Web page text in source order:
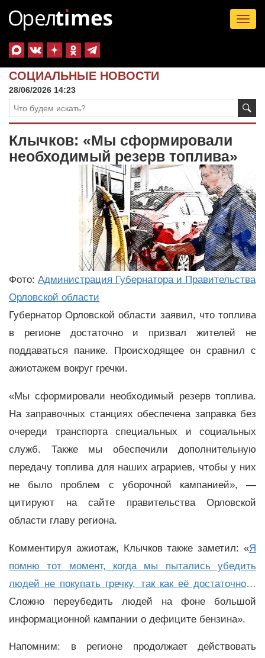
СОЦИАЛЬНЫЕ НОВОСТИ
28/06/2026 14:23
Клычков: «Мы сформировали
необходимый резерв топлива»
Фото: Администрация Губернатора и Правительства
Орловской области
Губернатор Орловской области заявил, что топлива
в регионе достаточно и призвал жителей не
поддаваться панике. Происходящее он сравнил с
ажиотажем вокруг гречки.
«Мы сформировали необходимый резерв топлива.
На заправочных станциях обеспечена заправка без
очереди транспорта специальных и социальных
служб. Также мы обеспечили дополнительную
передачу топлива для наших аграриев, чтобы у них
не было проблем с уборочной кампанией», —
цитируют на сайте правительства Орловской
области главу региона.
Комментируя ажиотаж, Клычков также заметил: «Я
помню тот момент, когда мы пытались убедить
людей не покупать гречку, так как её достаточно…
Сложно переубедить людей на фоне большой
информационной кампании о дефиците бензина».
Напомним: в регионе продолжает действовать